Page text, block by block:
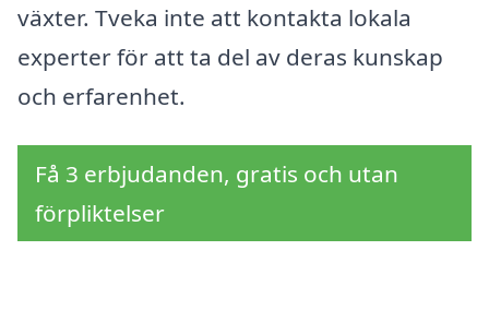
växter. Tveka inte att kontakta lokala
experter för att ta del av deras kunskap
och erfarenhet.
Få 3 erbjudanden, gratis och utan
förpliktelser